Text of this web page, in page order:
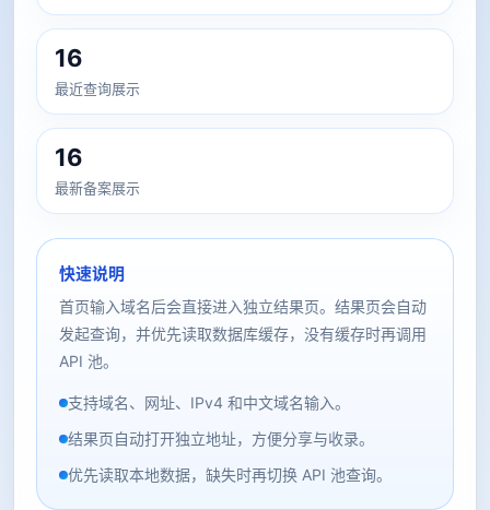
16
最近查询展示
16
最新备案展示
快速说明
首页输入域名后会直接进入独立结果页。结果页会自动
发起查询，并优先读取数据库缓存，没有缓存时再调用
API 池。
支持域名、网址、IPv4 和中文域名输入。
结果页自动打开独立地址，方便分享与收录。
优先读取本地数据，缺失时再切换 API 池查询。